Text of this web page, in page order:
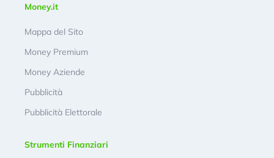
Money.it
Mappa del Sito
Money Premium
Money Aziende
Pubblicità
Pubblicità Elettorale
Strumenti Finanziari